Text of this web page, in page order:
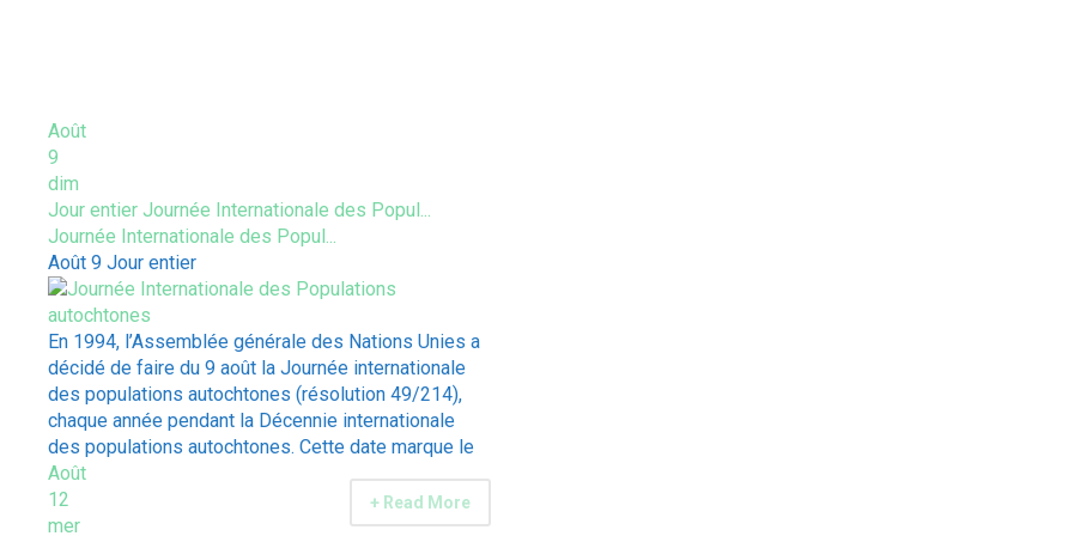
Août
9
dim
Jour entier Journée Internationale des Popul...
Journée Internationale des Popul...
Août 9 Jour entier
En 1994, l’Assemblée générale des Nations Unies a
décidé de faire du 9 août la Journée internationale
des populations autochtones (résolution 49/214),
chaque année pendant la Décennie internationale
des populations autochtones. Cette date marque le
+ Read More
Août
12
mer